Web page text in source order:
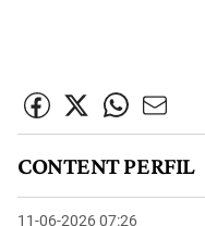
CONTENT PERFIL
11-06-2026 07:26